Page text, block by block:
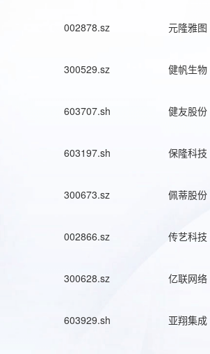
002878.sz 元隆雅图
300529.sz 健帆生物
603707.sh 健友股份
603197.sh 保隆科技
300673.sz 佩蒂股份
002866.sz 传艺科技
300628.sz 亿联网络
603929.sh 亚翔集成